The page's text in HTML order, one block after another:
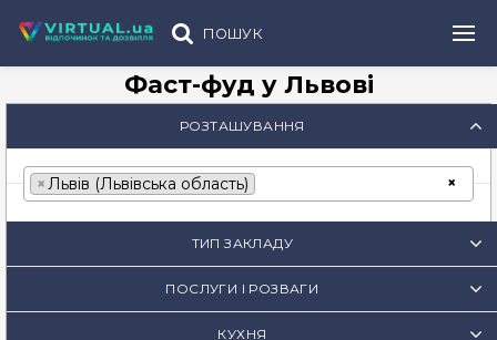
ПОШУК
Фаст-фуд у Львові
РОЗТАШУВАННЯ
×
×Львів (Львівська область)
ТИП ЗАКЛАДУ
ПОСЛУГИ І РОЗВАГИ
КУХНЯ